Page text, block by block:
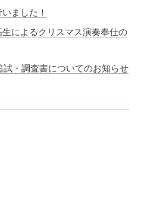
ました！
生によるクリスマス演奏奉仕の
試・調査書についてのお知らせ